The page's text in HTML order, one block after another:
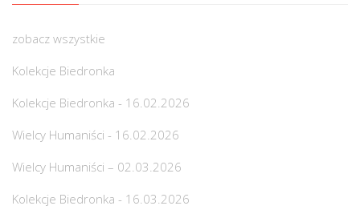
zobacz wszystkie
Kolekcje Biedronka
Kolekcje Biedronka - 16.02.2026
Wielcy Humaniści - 16.02.2026
Wielcy Humaniści – 02.03.2026
Kolekcje Biedronka - 16.03.2026